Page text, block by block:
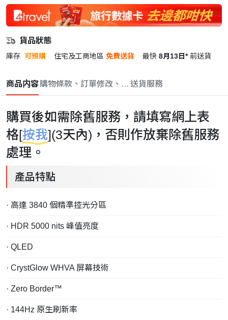
貨品狀態
庫存 可預購 住宅及工商地區 免費送貨 最快 8月13日* 前送貨
商品内容購物條款、訂單修改、取消與退款政策
送貨服務
購買後如需除舊服務，請填寫網上表
格[按我](3天內)，否則作放棄除舊服務
處理。
產品特點
· 高達 3840 個精準控光分區
· HDR 5000 nits 峰值亮度
· QLED
· CrystGlow WHVA 屏幕技術
· Zero Border™
· 144Hz 原生刷新率